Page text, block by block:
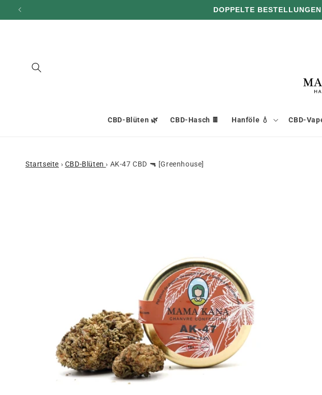
und zum
DOPPELTE
CBD-Blüten 🌿 CBD-Hasch 🍫 Hanföle 💧 CBD-
Startseite › CBD-Blüten› AK-47 CBD 🔫 [Greenhouse]